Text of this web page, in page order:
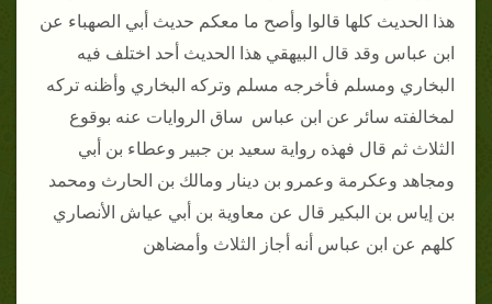
هذا الحديث كلها قالوا وأصح ما معكم حديث أبي الصهباء عن
ابن عباس وقد قال البيهقي هذا الحديث أحد اختلف فيه
البخاري ومسلم فأخرجه مسلم وتركه البخاري وأظنه تركه
لمخالفته سائر عن ابن عباس ساق الروايات عنه بوقوع
الثلاث ثم قال فهذه رواية سعيد بن جبير وعطاء بن أبي
ومجاهد وعكرمة وعمرو بن دينار ومالك بن الحارث ومحمد
بن إياس بن البكير قال عن معاوية بن أبي عياش الأنصاري
كلهم عن ابن عباس أنه أجاز الثلاث وأمضاهن